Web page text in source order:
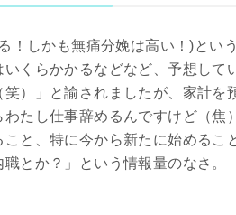
しかも無痛分娩は高い！)とい
くらかかるなどなど、予想して
）」と諭されましたが、家計を
たし仕事辞めるんですけど（焦
と、特に今から新たに始めるこ
とか？」という情報量のなさ。